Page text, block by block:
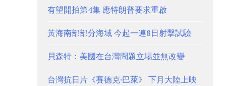
有望開拍第4集 應特朗普要求重啟
黃海南部部分海域 今起一連8日射擊試驗
貝森特：美國在台灣問題立場並無改變
台灣抗日片《賽德克·巴萊》 下月大陸上映